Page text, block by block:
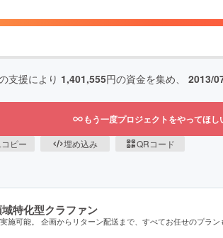
支援により 1,401,555円の資金を集め、 2013/
もう一度プロジェクトをやってほし
ピー 埋め込み QRコード
特化型クラファン
施可能。 企画からリターン配送まで、すべてお任せのプラン